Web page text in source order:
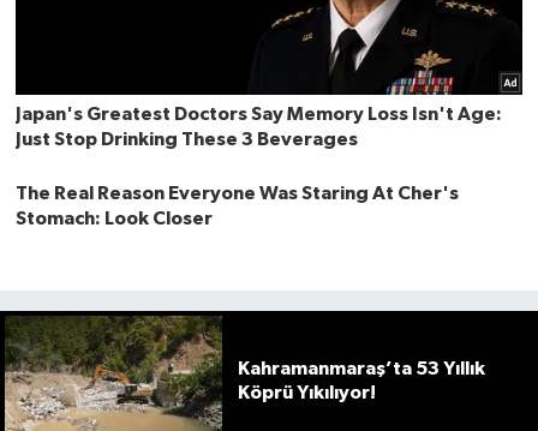
Kahramanmaraş’ta 53 Yıllık
Köprü Yıkılıyor!